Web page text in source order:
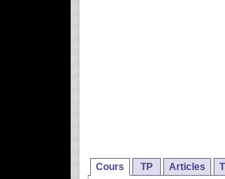
Cours TP Articles